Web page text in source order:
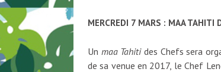
MERCREDI 7 MARS : MAA TAHITI
Un maa Tahitides Chefs sera
de sa venue en 2017, le Chef